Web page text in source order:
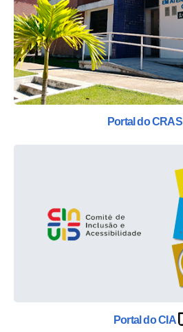
Portal do CRAS
Portal do CIA